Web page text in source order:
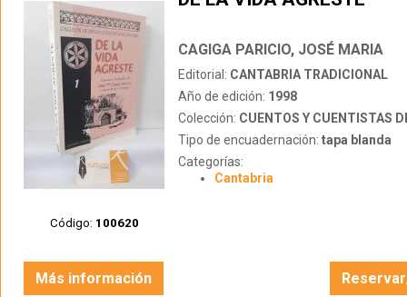
Código: 100620
CAGIGA PARICIO, JOSÉ MARIA
Editorial: CANTABRIA TRADICIONAL
Año de edición: 1998
Colección: CUENTOS Y CUENTISTAS
Tipo de encuadernación: tapa blanda
Categorías:
Cantabria
Más información